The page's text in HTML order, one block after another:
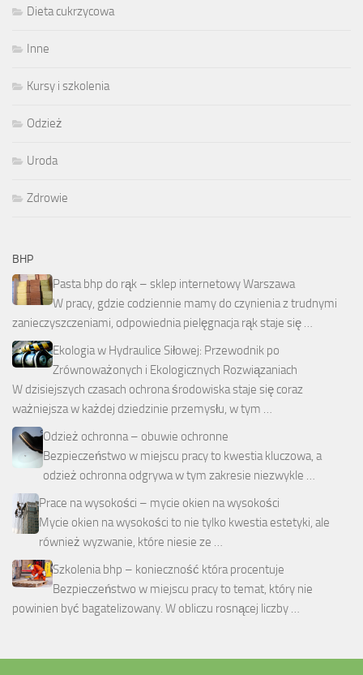
Dieta cukrzycowa
Inne
Kursy i szkolenia
Odzież
Uroda
Zdrowie
BHP
Pasta bhp do rąk – sklep internetowy Warszawa
W pracy, gdzie codziennie mamy do czynienia z trudnymi
zanieczyszczeniami, odpowiednia pielęgnacja rąk staje się …
Ekologia w Hydraulice Siłowej: Przewodnik po
Zrównoważonych i Ekologicznych Rozwiązaniach
W dzisiejszych czasach ochrona środowiska staje się coraz
ważniejsza w każdej dziedzinie przemysłu, w tym …
Odzież ochronna – obuwie ochronne
Bezpieczeństwo w miejscu pracy to kwestia kluczowa, a
odzież ochronna odgrywa w tym zakresie niezwykle …
Prace na wysokości – mycie okien na wysokości
Mycie okien na wysokości to nie tylko kwestia estetyki, ale
również wyzwanie, które niesie ze …
Szkolenia bhp – konieczność która procentuje
Bezpieczeństwo w miejscu pracy to temat, który nie
powinien być bagatelizowany. W obliczu rosnącej liczby …